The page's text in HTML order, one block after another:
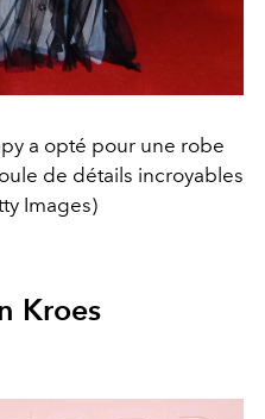
a opté pour une robe
de détails incroyables
Images)
Kroes